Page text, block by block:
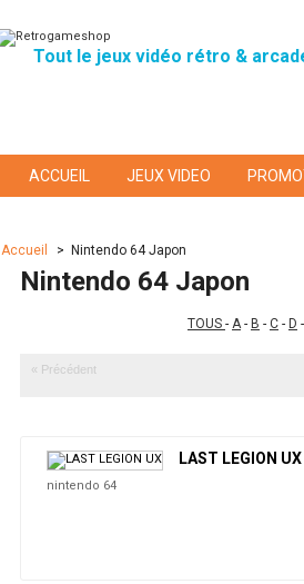
Tout le jeux vidéo rétro &
ACCUEIL JEUX VIDEO
Accueil > Nintendo 64 Japon
Nintendo 64 Japon
TOUS - A- B - C - D -
« Précédent
LAST LEGION UX
nintendo 64